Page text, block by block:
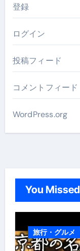
登録
ログイン
投稿フィード
コメントフィード
WordPress.org
You Missed
旅行・グルメ